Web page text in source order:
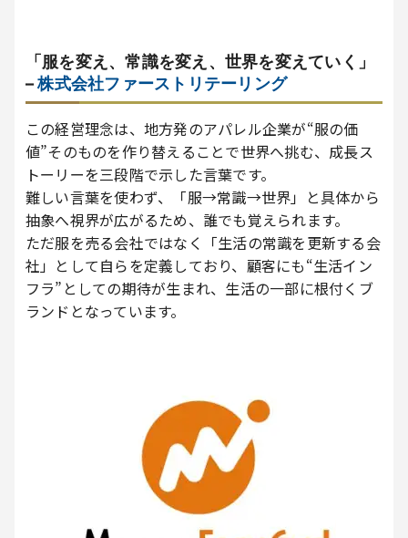
「服を変え、常識を変え、世界を変えていく」
–株式会社ファーストリテーリング
この経営理念は、地方発のアパレル企業が“服の価
値”そのものを作り替えることで世界へ挑む、成長ス
トーリーを三段階で示した言葉です。
難しい言葉を使わず、「服→常識→世界」と具体から
抽象へ視界が広がるため、誰でも覚えられます。
ただ服を売る会社ではなく「生活の常識を更新する会
社」として自らを定義しており、顧客にも“生活イン
フラ”としての期待が生まれ、生活の一部に根付くブ
ランドとなっています。